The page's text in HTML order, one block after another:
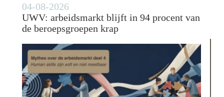
04-08-2026
UWV: arbeidsmarkt blijft in 94 procent van
de beroepsgroepen krap